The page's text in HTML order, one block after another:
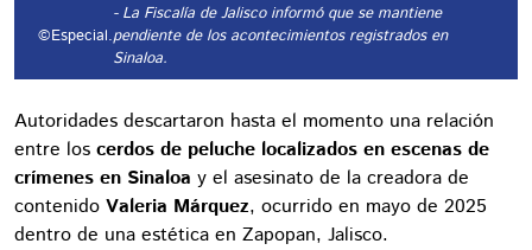
©Especial.
- La Fiscalía de Jalisco informó que se mantiene
pendiente de los acontecimientos registrados en
Sinaloa.
Autoridades descartaron hasta el momento una relación
entre los cerdos de peluche localizados en escenas de
crímenes en Sinaloa y el asesinato de la creadora de
contenido Valeria Márquez, ocurrido en mayo de 2025
dentro de una estética en Zapopan, Jalisco.